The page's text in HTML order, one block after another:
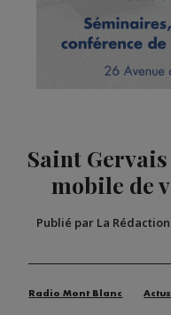
Saint Gervais
mobile de
Publié par La
Radio Mont Blanc Actus